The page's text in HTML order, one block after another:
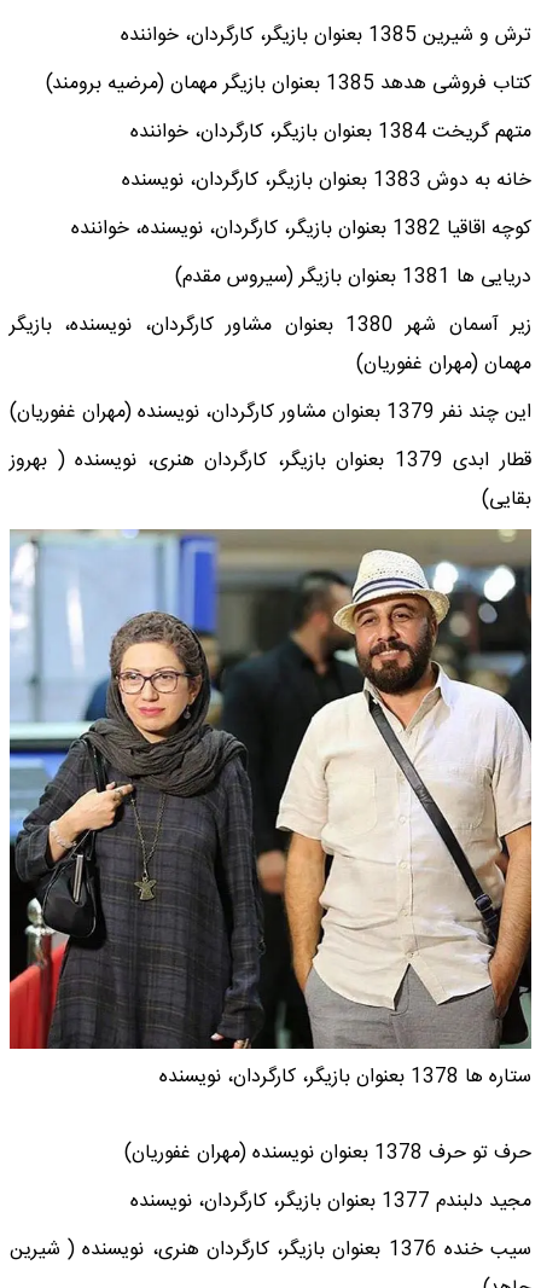
ترش و شیرین 1385 بعنوان بازیگر، کارگردان، خواننده
کتاب فروشی هدهد 1385 بعنوان بازیگر مهمان (مرضیه برومند)
متهم گریخت 1384 بعنوان بازیگر، کارگردان، خواننده
خانه به دوش 1383 بعنوان بازیگر، کارگردان، نویسنده
کوچه اقاقیا 1382 بعنوان بازیگر، کارگردان، نویسنده، خواننده
دریایی ها 1381 بعنوان بازیگر (سیروس مقدم)
زیر آسمان شهر 1380 بعنوان مشاور کارگردان، نویسنده، بازیگر
مهمان (مهران غفوریان)
این چند نفر 1379 بعنوان مشاور کارگردان، نویسنده (مهران غفوریان)
قطار ابدی 1379 بعنوان بازیگر، کارگردان هنری، نویسنده ( بهروز
بقایی)
ستاره ها 1378 بعنوان بازیگر، کارگردان، نویسنده
حرف تو حرف 1378 بعنوان نویسنده (مهران غفوریان)
مجید دلبندم 1377 بعنوان بازیگر، کارگردان، نویسنده
سیب خنده 1376 بعنوان بازیگر، کارگردان هنری، نویسنده ( شیرین